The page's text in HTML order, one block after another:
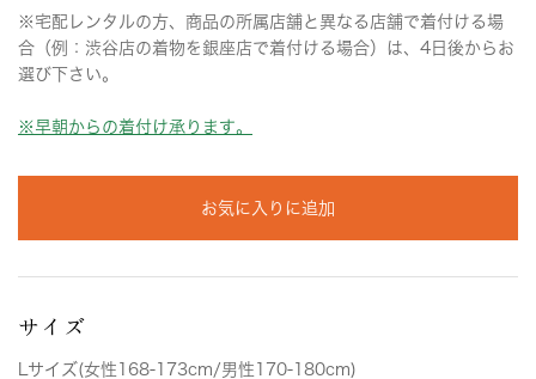
※宅配レンタルの方、商品の所属店舗と異なる店舗で着付ける場
合（例：渋谷店の着物を銀座店で着付ける場合）は、4日後からお
選び下さい。
※早朝からの着付け承ります。
お気に入りに追加
サイズ
Lサイズ(女性168-173cm/男性170-180cm)